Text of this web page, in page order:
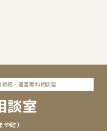
続・遺言無料相談室
談室
や町）